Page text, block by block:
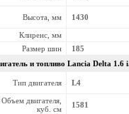
Высота, мм 1430
Клиренс, мм
Размер шин
185
и топливо Lancia Delta 1.6
Тип двигателя L4
Объем двигателя,
куб. см
1581